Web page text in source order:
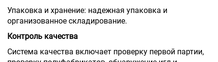
Упаковка и хранение: надежная упаковка и
организованное складирование.
Контроль качества
Система качества включает проверку первой партии,